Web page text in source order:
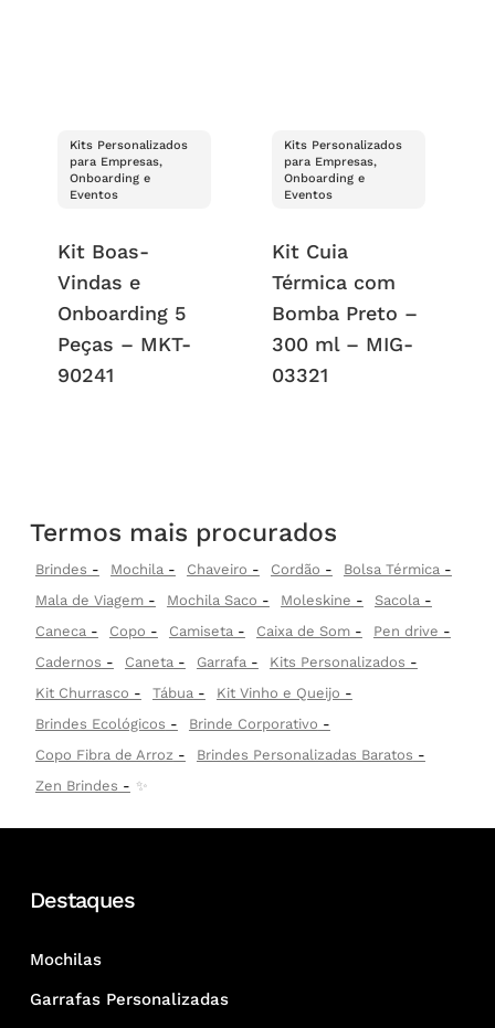
Kits Personalizados
para Empresas,
Onboarding e
Eventos
Kit Boas-
Vindas e
Onboarding 5
Peças – MKT-
90241
Kits Personalizados
para Empresas,
Onboarding e
Eventos
Kit Cuia
Térmica com
Bomba Preto –
300 ml – MIG-
03321
Termos mais procurados
Brindes Mochila Chaveiro Cordão
Bolsa Térmica
Mala de Viagem
Mochila Saco Moleskine
Sacola
Caneca
Copo Camiseta Caixa de Som
Pen drive
Cadernos
Caneta Garrafa
Kits Personalizados
Kit Churrasco
Tábua
Kit Vinho e Queijo
Brindes Ecológicos
Brinde Corporativo
Copo Fibra de Arroz
Brindes Personalizadas Baratos
Zen Brindes
✨
Destaques
Mochilas
Garrafas Personalizadas